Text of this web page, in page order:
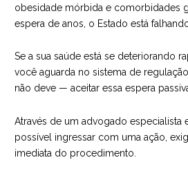
obesidade mórbida e comorbidades
espera de anos, o Estado está
Se a sua saúde está se deteriorando
você aguarda no sistema de
não deve — aceitar essa espera
Através de um advogado especialista
possível ingressar com uma ação,
imediata do procedimento.